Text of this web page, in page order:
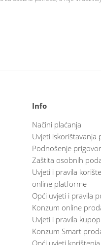
Info
Načini plaćanja
Uvjeti iskorištavanja
Podnošenje
Zaštita osobnih
Uvjeti i pravila
online platforme
Opći uvjeti i pravila
Konzum online
Uvjeti i pravila
Konzum Smart
Opći uvjeti